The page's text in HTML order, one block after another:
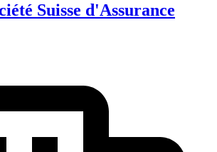
Suisse d'Assurance